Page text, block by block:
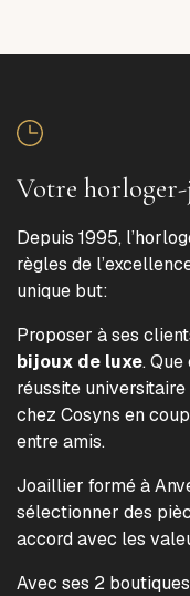
Votre
Depuis 1995,
règles de
unique but:
Proposer à ses
bijoux de luxe.
réussite
chez Cosyns en
entre amis.
Joaillier formé à
sélectionner des
accord avec les
Avec ses 2